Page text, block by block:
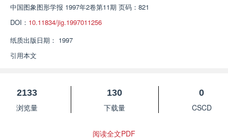
中国图象图形学报 1997年2卷第11期 页码：821
DOI： 10.11834/jig.1997011256
纸质出版日期： 1997
引用本文
2133
浏览量
130
下载量
0
CSCD
阅读全文PDF